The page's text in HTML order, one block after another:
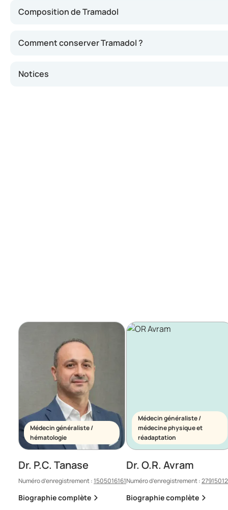
Composition de Tramadol
Comment conserver Tramadol ?
Notices
Médecin généraliste /
hématologie
Dr. P.C. Tanase
Numéro d’enregistrement :1505016161
Biographie complète
Médecin généraliste /
médecine physique et
réadaptation
Dr. O.R. Avram
Numéro d’enregistrement :
Biographie complète